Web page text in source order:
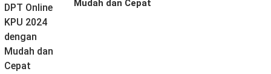
Mudah dan Cepat